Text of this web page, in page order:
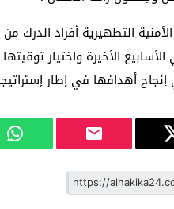
التطهيرية أفراد الدرك
الأخيرة واختيار
أهدافها في إطار